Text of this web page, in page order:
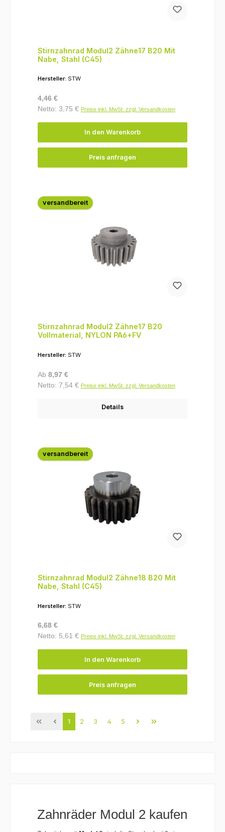
Stirnzahnrad Modul2 Zähne17 B20 Mit
Nabe, Stahl (C45)
Hersteller: STW
Regulärer Preis:
4,46 €
Netto: 3,75 € Preise inkl. MwSt. zzgl. Versandkosten
In den Warenkorb
Preis anfragen
versandbereit
Stirnzahnrad Modul2 Zähne17 B20
Vollmaterial, NYLON PA6+FV
Hersteller: STW
Regulärer Preis:
Ab 8,97 €
Netto: 7,54 € Preise inkl. MwSt. zzgl. Versandkosten
Details
versandbereit
Stirnzahnrad Modul2 Zähne18 B20 Mit
Nabe, Stahl (C45)
Hersteller: STW
Regulärer Preis:
6,68 €
Netto: 5,61 € Preise inkl. MwSt. zzgl. Versandkosten
In den Warenkorb
Preis anfragen
Seite
1 Seite
2 Seite
3 Seite
4 Seite
5
Zahnräder Modul 2 kaufen